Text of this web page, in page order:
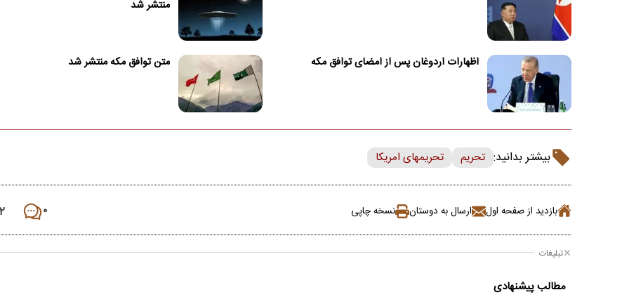
منتشر شد
اظهارات اردوغان پس از امضای توافق مکه متن توافق مکه منتشر شد
بیشتر بدانید: تحریم تحریمهای امریکا
بازدید از صفحه اول ارسال به دوستان نسخه چاپی ۰ ۲
تبلیغات
مطالب پیشنهادی